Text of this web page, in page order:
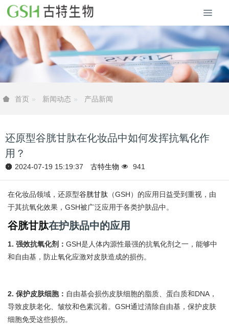
首页 新闻动态 产品新闻
还原型谷胱甘肽在化妆品中如何发挥抗氧化作
用？
2024-07-19 15:19:37 古特生物 941
在化妆品领域，还原型谷胱甘肽 （GSH）的应用日益受到重视，由
于其抗氧化效果，GSH被广泛应用于各类护肤品中。
谷胱甘肽在护肤品中的应用
1. 强效抗氧化剂： GSH是人体内源性最强的抗氧化剂之一，能够中
和自由基，防止氧化应激对皮肤造成的损伤。
2. 保护皮肤细胞： 自由基会损伤皮肤细胞的脂质、蛋白质和DNA，
导致皮肤老化、皱纹和色素沉着。GSH通过清除自由基，保护皮肤
细胞免受这些损伤。